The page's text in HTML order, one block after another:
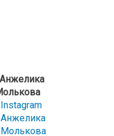
Instagram
Анжелика
Молькова